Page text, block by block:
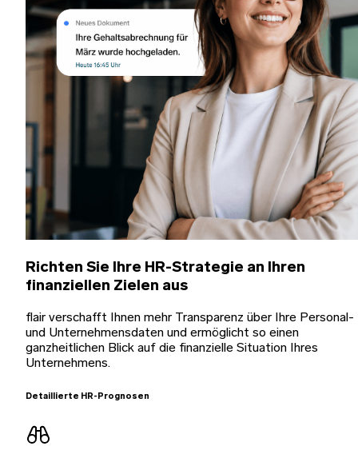
Richten Sie Ihre HR-Strategie an Ihren
finanziellen Zielen aus
flair verschafft Ihnen mehr Transparenz über Ihre Personal-
und Unternehmensdaten und ermöglicht so einen
ganzheitlichen Blick auf die finanzielle Situation Ihres
Unternehmens.
Detaillierte HR-Prognosen